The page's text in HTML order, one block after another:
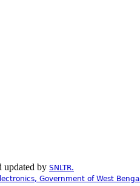
updated by SNLTR.
Government of West Bengal